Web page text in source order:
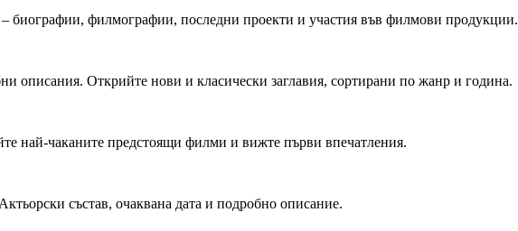
биографии, филмографии, последни проекти и участия във филмови продукции.
описания. Открийте нови и класически заглавия, сортирани по жанр и година.
най-чаканите предстоящи филми и вижте първи впечатления.
състав, очаквана дата и подробно описание.